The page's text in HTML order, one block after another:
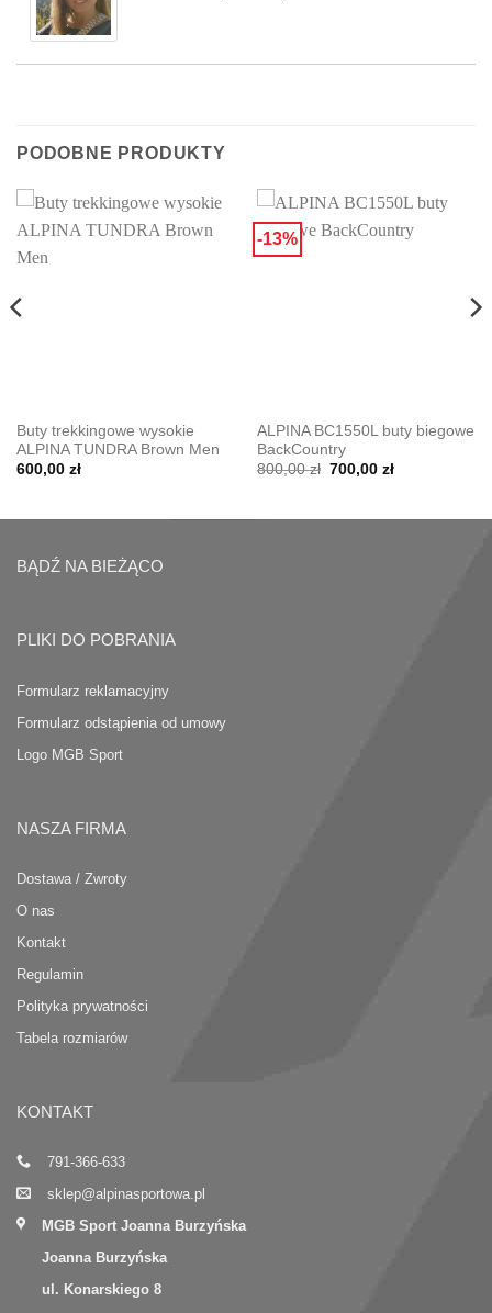
PODOBNE PRODUKTY
Buty trekkingowe wysokie
ALPINA TUNDRA Brown Men
600,00 zł
-13%
ALPINA BC1550L buty biegowe
BackCountry
800,00zł Pierwotna
700,00 złAktualna
BĄDŹ NA BIEŻĄCO
PLIKI DO POBRANIA
Formularz reklamacyjny
Formularz odstąpienia od umowy
Logo MGB Sport
NASZA FIRMA
Dostawa / Zwroty
O nas
Kontakt
Regulamin
Polityka prywatności
Tabela rozmiarów
KONTAKT
791-366-633
sklep@alpinasportowa.pl
MGB Sport Joanna Burzyńska
Joanna Burzyńska
ul. Konarskiego 8